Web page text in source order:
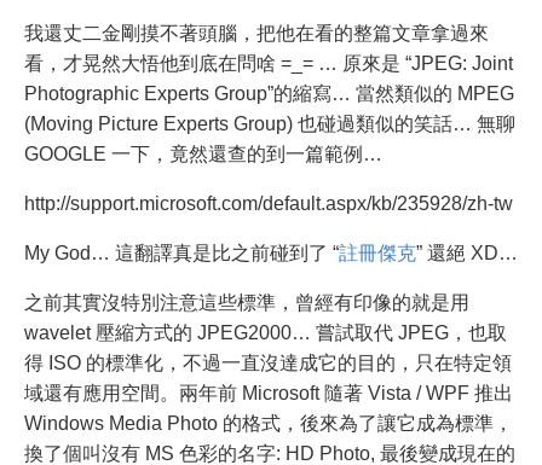
我還丈二金剛摸不著頭腦，把他在看的整篇文章拿過來
看，才晃然大悟他到底在問啥 =_= … 原來是 “JPEG: Joint
Photographic Experts Group”的縮寫… 當然類似的 MPEG
(Moving Picture Experts Group) 也碰過類似的笑話… 無聊
GOOGLE 一下，竟然還查的到一篇範例…
http://support.microsoft.com/default.aspx/kb/235928/zh-tw
My God… 這翻譯真是比之前碰到了 “註冊傑克” 還絕 XD…
之前其實沒特別注意這些標準，曾經有印像的就是用
wavelet 壓縮方式的 JPEG2000… 嘗試取代 JPEG，也取
得 ISO 的標準化，不過一直沒達成它的目的，只在特定領
域還有應用空間。兩年前 Microsoft 隨著 Vista / WPF 推出
Windows Media Photo 的格式，後來為了讓它成為標準，
換了個叫沒有 MS 色彩的名字: HD Photo, 最後變成現在的